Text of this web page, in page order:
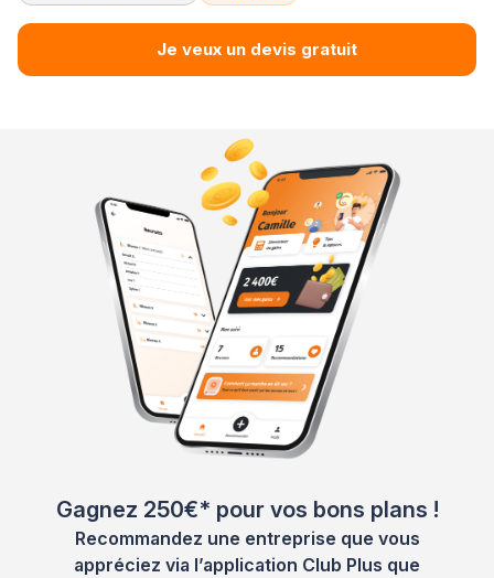
Je veux un devis gratuit
Gagnez 250€* pour vos bons plans !
Recommandez une entreprise que vous
appréciez via l’application Club Plus que